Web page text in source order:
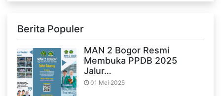
Berita Populer
MAN 2 Bogor Resmi
Membuka PPDB 2025
Jalur…
01 Mei 2025